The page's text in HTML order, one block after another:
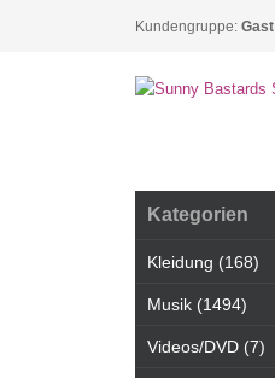
Kundengruppe: Gast
Kategorien
Kleidung (168)
Musik (1494)
Videos/DVD (7)